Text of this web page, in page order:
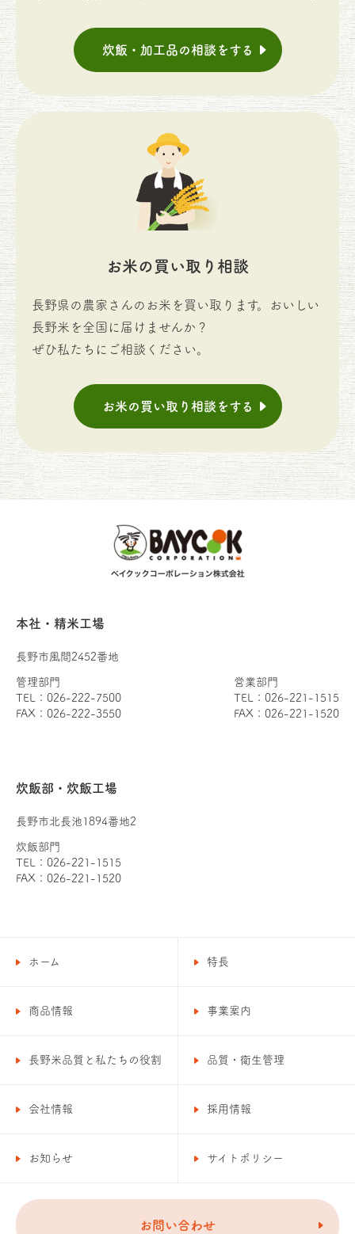
炊飯・加工品の相談をする
お米の買い取り相談
長野県の農家さんのお米を買い取ります。おいしい
長野米を全国に届けませんか？
ぜひ私たちにご相談ください。
お米の買い取り相談をする
本社・精米工場
長野市風間2452番地
管理部門
TEL：026-222-7500
FAX：026-222-3550
営業部門
TEL：026-221-1515
FAX：026-221-1520
炊飯部・炊飯工場
長野市北長池1894番地2
炊飯部門
TEL：026-221-1515
FAX：026-221-1520
ホーム 特長
商品情報 事業案内
長野米品質と私たちの役割 品質・衛生管理
会社情報 採用情報
お知らせ サイトポリシー
お問い合わせ